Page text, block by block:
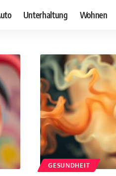
Unterhaltung Wohnen
GESUNDHEIT